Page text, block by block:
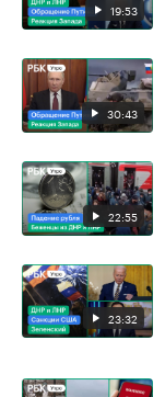
19:53
30:43
22:55
23:32